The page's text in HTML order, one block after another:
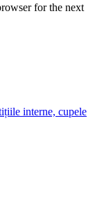
for the next
interne, cupele